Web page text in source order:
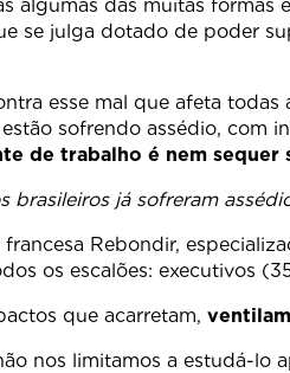
algumas das muitas formas
se julga dotado de poder
esse mal que afeta
sofrendo assédio,
de trabalho é nem sequer
já sofreram
em questões de
os escalões: executivos
que acarretam,
nos limitamos a estudá-